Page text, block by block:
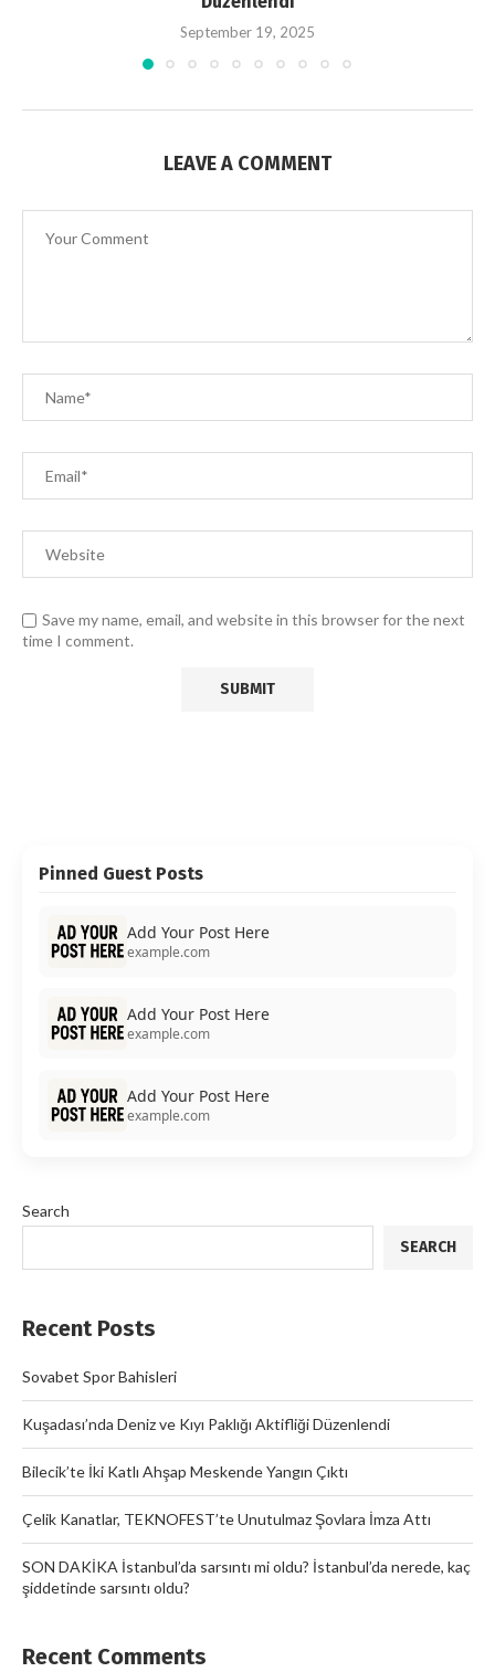
September 19, 2025
LEAVE A COMMENT
Save my name, email, and website in this browser for the next
time I comment.
Pinned Guest Posts
Add Your Post Here
example.com
Add Your Post Here
example.com
Add Your Post Here
example.com
Search
SEARCH
Recent Posts
Sovabet Spor Bahisleri
Kuşadası’nda Deniz ve Kıyı Paklığı Aktifliği Düzenlendi
Bilecik’te İki Katlı Ahşap Meskende Yangın Çıktı
Çelik Kanatlar, TEKNOFEST’te Unutulmaz Şovlara İmza Attı
SON DAKİKA İstanbul’da sarsıntı mi oldu? İstanbul’da nerede, kaç
şiddetinde sarsıntı oldu?
Recent Comments